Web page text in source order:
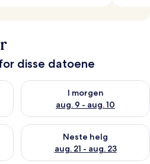
disse datoene
aug. 8 - aug. 9
I morgen
aug. 9 - aug. 10
Sjekk tilgjengelighet for i
helgen, aug. 14 - aug. 16
Neste helg
aug. 21 - aug. 23
Sjekk tilgjengelighet for